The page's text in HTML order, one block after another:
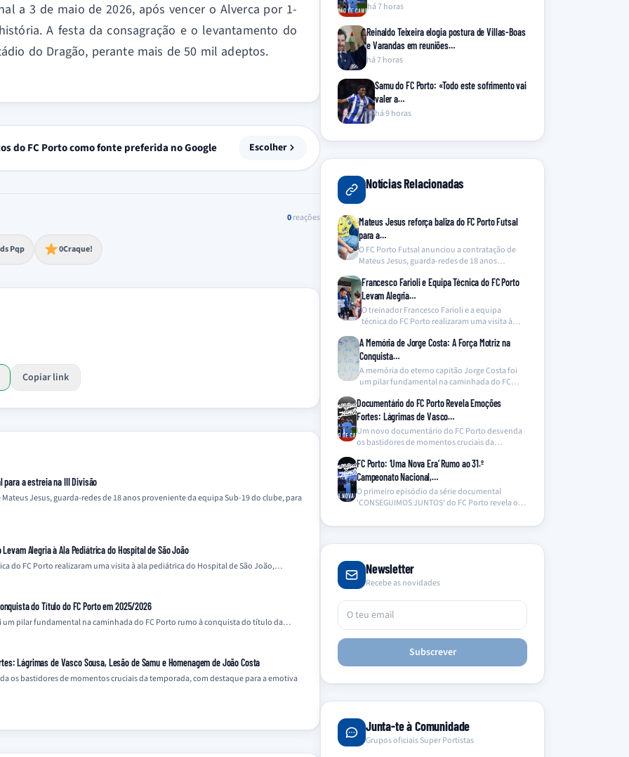
a 3 de maio de 2026, após vencer o Alverca por 1-
A festa da consagração e o levantamento do
do Dragão, perante mais de 50 mil adeptos.
do FC Porto como fonte preferida no Google Escolher
0reações
Pqp
extremo 0Craque!
Copiar link
para a estreia na III Divisão
Jesus, guarda-redes de 18 anos proveniente da equipa Sub-19 do clube, para
Alegria à Ala Pediátrica do Hospital de São João
do FC Porto realizaram uma visita à ala pediátrica do Hospital de São João,…
do Título do FC Porto em 2025/2026
um pilar fundamental na caminhada do FC Porto rumo à conquista do título da…
Lágrimas de Vasco Sousa, Lesão de Samu e Homenagem de João Costa
os bastidores de momentos cruciais da temporada, com destaque para a emotiva
há 7 horas
Reinaldo Teixeira elogia postura de Villas-Boas
e Varandas em reuniões…
há 7 horas
Samu do FC Porto: «Todo este sofrimento vai
valer a…
há 9 horas
Notícias Relacionadas
Mateus Jesus reforça baliza do FC Porto Futsal
para a…
O FC Porto Futsal anunciou a contratação de
Mateus Jesus, guarda-redes de 18 anos
Francesco Farioli e Equipa Técnica do FC Porto
Levam Alegria…
O treinador Francesco Farioli e a equipa
técnica do FC Porto realizaram uma visita à
A Memória de Jorge Costa: A Força Motriz na
Conquista…
A memória do eterno capitão Jorge Costa foi
um pilar fundamental na caminhada do FC
Documentário do FC Porto Revela Emoções
Fortes: Lágrimas de Vasco…
Um novo documentário do FC Porto desvenda
os bastidores de momentos cruciais da
FC Porto: ‘Uma Nova Era’ Rumo ao 31.º
Campeonato Nacional,…
O primeiro episódio da série documental
'CONSEGUIMOS JUNTOS' do FC Porto revela os
Newsletter
Recebe as novidades
Subscrever
Junta-te à Comunidade
Grupos oficiais Super Portistas